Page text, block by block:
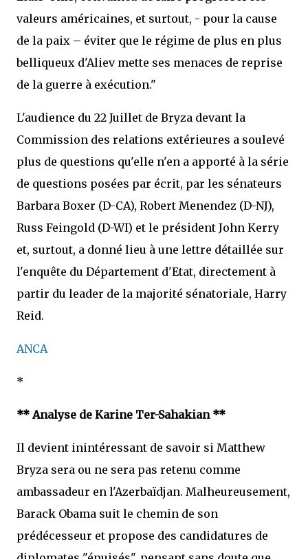
valeurs américaines, et surtout, - pour la cause
de la paix – éviter que le régime de plus en plus
belliqueux d'Aliev mette ses menaces de reprise
de la guerre à exécution."
L'audience du 22 Juillet de Bryza devant la
Commission des relations extérieures a soulevé
plus de questions qu'elle n'en a apporté à la série
de questions posées par écrit, par les sénateurs
Barbara Boxer (D-CA), Robert Menendez (D-NJ),
Russ Feingold (D-WI) et le président John Kerry
et, surtout, a donné lieu à une lettre détaillée sur
l'enquête du Département d'Etat, directement à
partir du leader de la majorité sénatoriale, Harry
Reid.
ANCA
*
** Analyse de Karine Ter-Sahakian **
Il devient inintéressant de savoir si Matthew
Bryza sera ou ne sera pas retenu comme
ambassadeur en l'Azerbaïdjan. Malheureusement,
Barack Obama suit le chemin de son
prédécesseur et propose des candidatures de